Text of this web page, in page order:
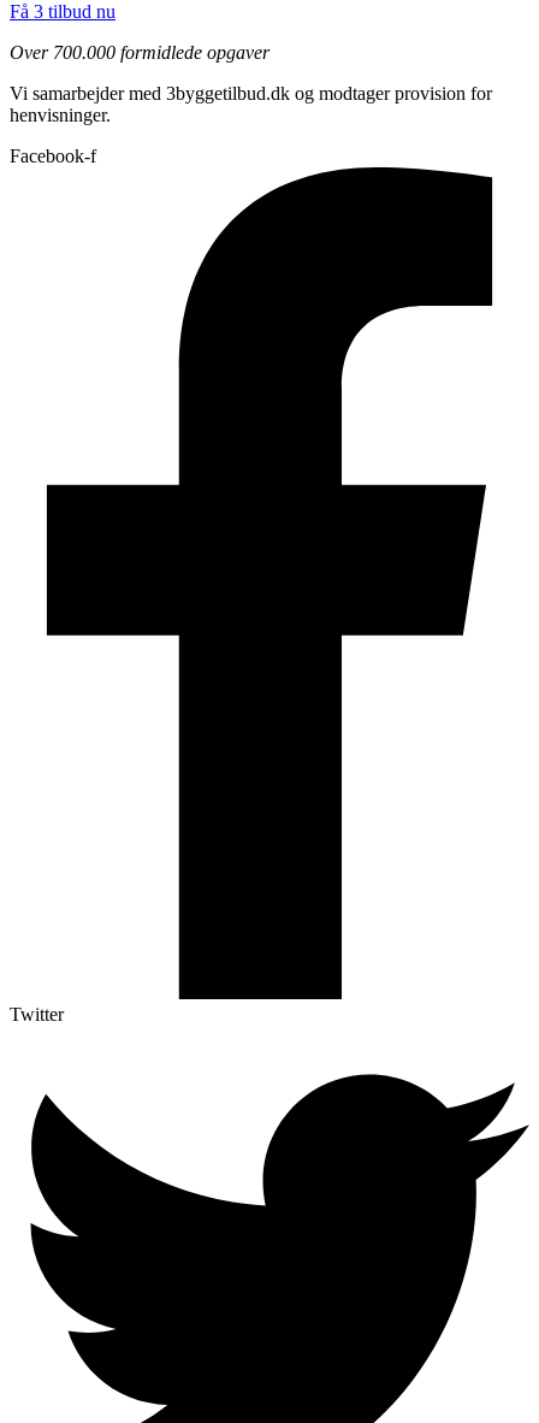
Få 3 tilbud nu
Over 700.000 formidlede opgaver
Vi samarbejder med 3byggetilbud.dk og modtager provision for
henvisninger.
Facebook-f
Twitter